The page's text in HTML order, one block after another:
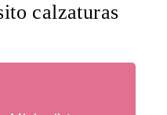
calzaturas